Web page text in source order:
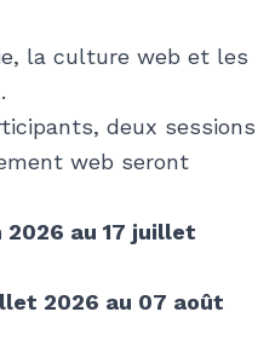
la culture web et les
deux sessions
web seront
2026 au 17 juillet
2026 au 07 août